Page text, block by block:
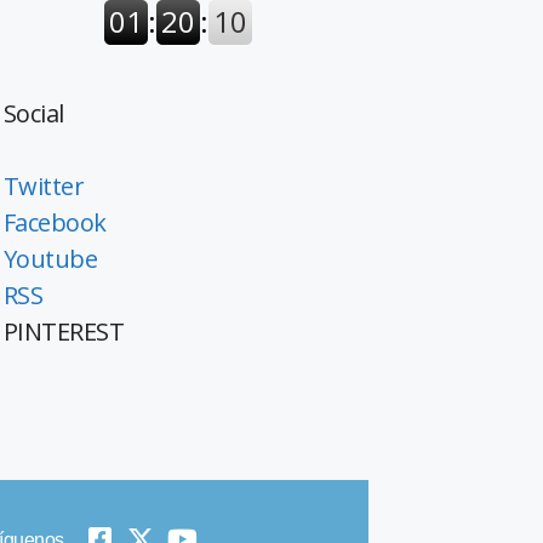
Social
Twitter
Facebook
Youtube
RSS
PINTEREST